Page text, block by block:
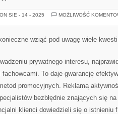
SIE - 14 - 2025 MOŻLIWOŚĆ
wziąć pod uwagę wiele kwestii
prywatnego interesu,
fachowcami. To daje gwarancję
promocyjnych. Reklamą
bezbłędnie znających się
klienci dowiedzieli się o istnieniu